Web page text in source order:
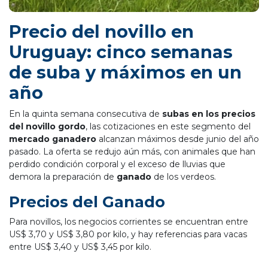
Precio del novillo en
Uruguay: cinco semanas
de suba y máximos en un
año
En la quinta semana consecutiva de subas en los precios
del novillo gordo, las cotizaciones en este segmento del
mercado ganadero alcanzan máximos desde junio del año
pasado. La oferta se redujo aún más, con animales que han
perdido condición corporal y el exceso de lluvias que
demora la preparación de ganado de los verdeos.
Precios del Ganado
Para novillos, los negocios corrientes se encuentran entre
US$ 3,70 y US$ 3,80 por kilo, y hay referencias para vacas
entre US$ 3,40 y US$ 3,45 por kilo.